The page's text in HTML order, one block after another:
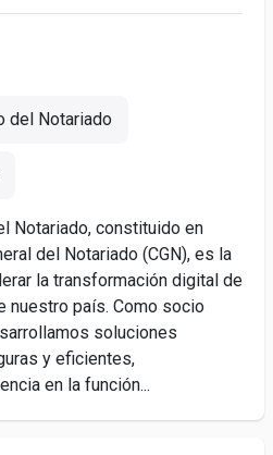
del Notariado
Notariado, constituido en
del Notariado (CGN), es la
la transformación digital de
nuestro país. Como socio
soluciones
y eficientes,
en la función...